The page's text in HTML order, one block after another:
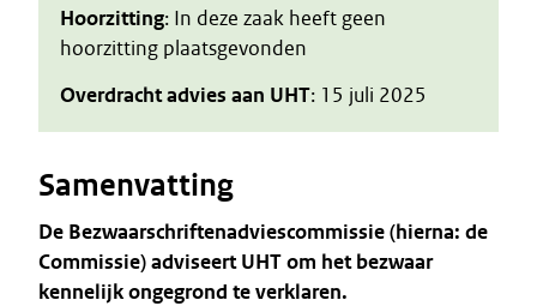
Hoorzitting: In deze zaak heeft geen
hoorzitting plaatsgevonden
Overdracht advies aan UHT: 15 juli 2025
Samenvatting
De Bezwaarschriftenadviescommissie (hierna: de
Commissie) adviseert UHT om het bezwaar
kennelijk ongegrond te verklaren.